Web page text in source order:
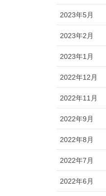
2023年5月
2023年2月
2023年1月
2022年12月
2022年11月
2022年9月
2022年8月
2022年7月
2022年6月